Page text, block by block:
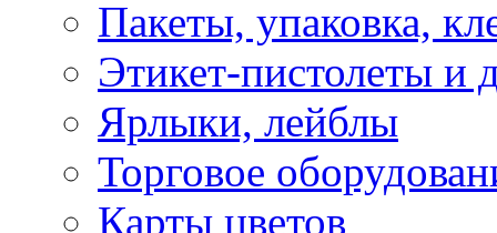
Пакеты, упаковка,
Этикет-пистолеты и
Ярлыки, лейблы
Торговое
Карты цветов